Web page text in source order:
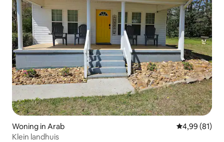
Woning in Arab Gemiddelde
4,99 (81)
Klein landhuis